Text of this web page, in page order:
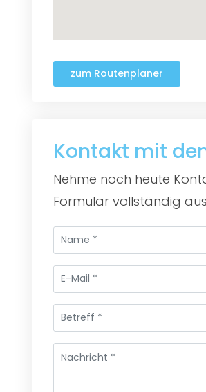
zum Routenplaner
Kontakt mit
Nehme noch heute
Formular vollständig